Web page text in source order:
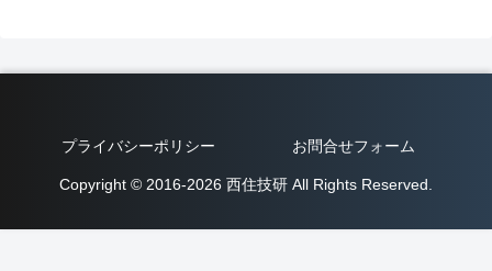
プライバシーポリシー お問合せフォーム
Copyright © 2016-2026 西住技研 All Rights Reserved.